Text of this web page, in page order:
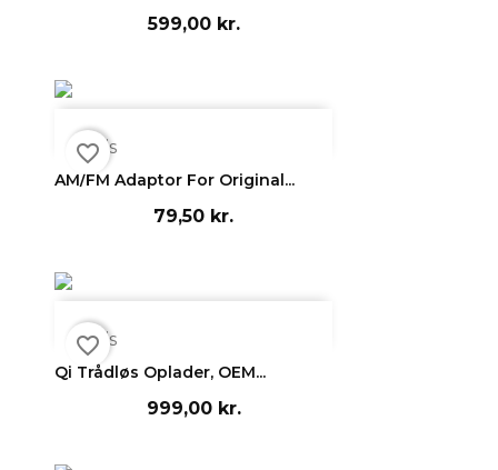
599,00 kr.
Vis
AM/FM Adaptor For Original...
79,50 kr.
favorite_border
Vis
Qi Trådløs Oplader, OEM...
999,00 kr.
favorite_border